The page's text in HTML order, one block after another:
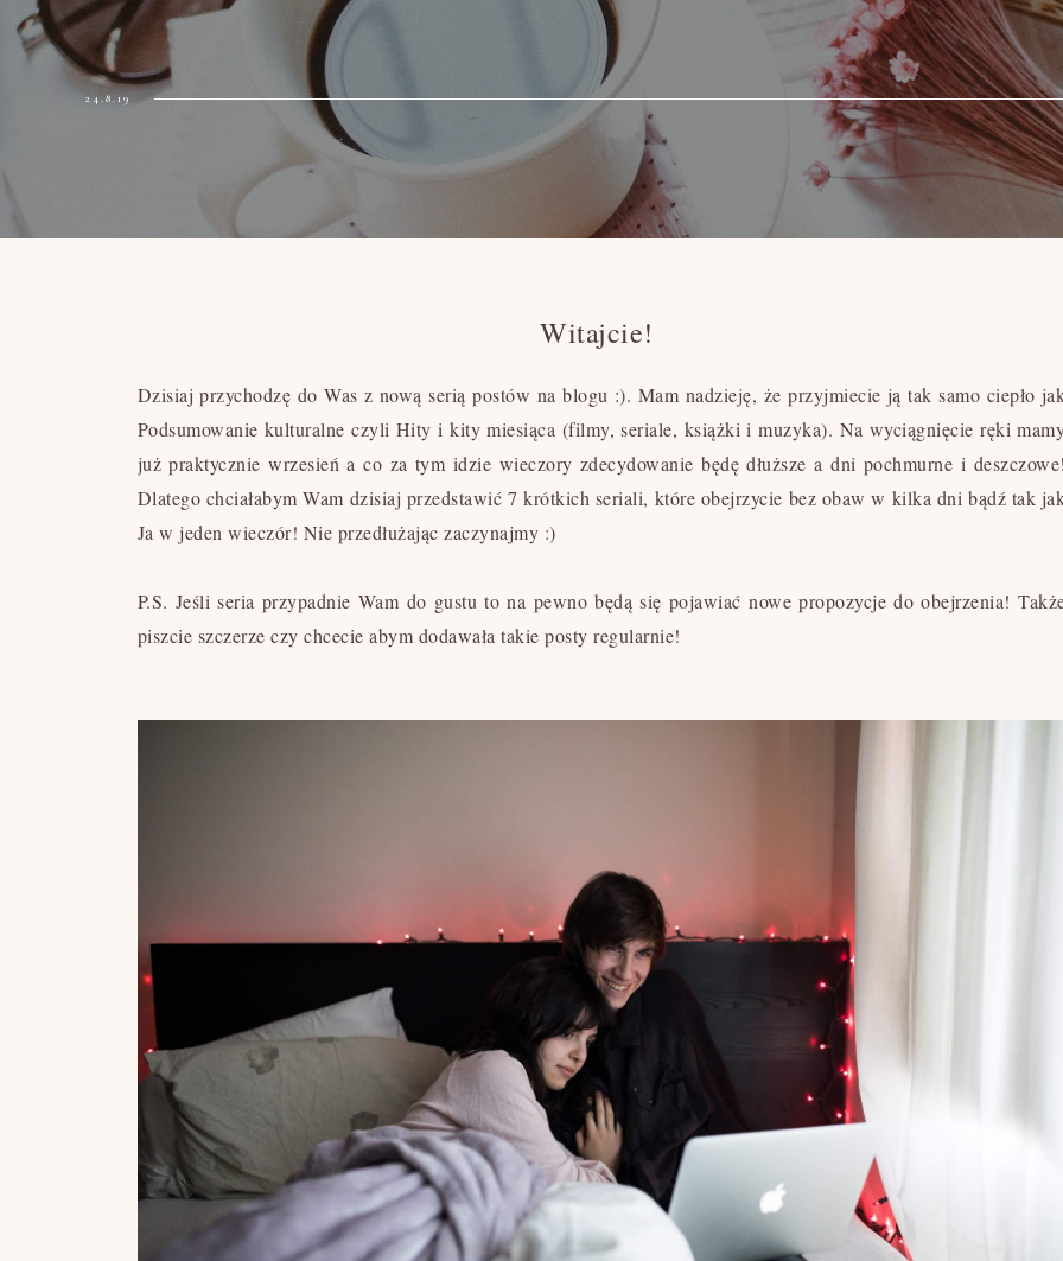
24.8.19
Witajcie!
Dzisiaj przychodzę do Was z nową serią postów na blogu :). Mam nadzieję, że przyjmiecie ją tak samo ciepło
Podsumowanie kulturalne czyli Hity i kity miesiąca (filmy, seriale, książki i muzyka). Na wyciągnięcie ręki
już praktycznie wrzesień a co za tym idzie wieczory zdecydowanie będę dłuższe a dni pochmurne i deszczowe!
Dlatego chciałabym Wam dzisiaj przedstawić 7 krótkich seriali, które obejrzycie bez obaw w kilka dni bądź tak
Ja w jeden wieczór! Nie przedłużając zaczynajmy :)
P.S. Jeśli seria przypadnie Wam do gustu to na pewno będą się pojawiać nowe propozycje do obejrzenia!
piszcie szczerze czy chcecie abym dodawała takie posty regularnie!